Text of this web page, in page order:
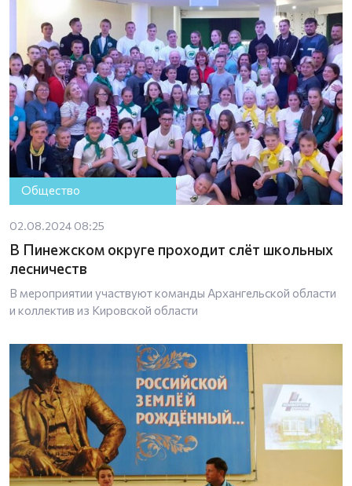
Общество
02.08.2024 08:25
В Пинежском округе проходит слёт школьных
лесничеств
В мероприятии участвуют команды Архангельской области
и коллектив из Кировской области